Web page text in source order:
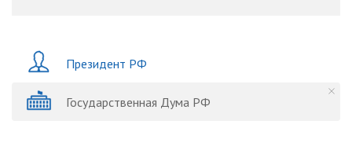
Президент РФ
Государственная Дума РФ